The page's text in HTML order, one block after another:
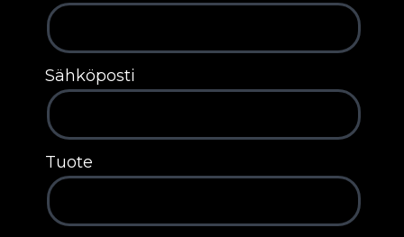
Sähköposti
Tuote